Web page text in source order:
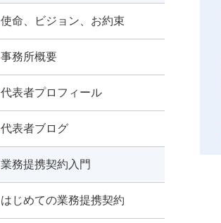
使命、ビジョン、お約束
事務所概要
代表者プロフィール
代表者ブログ
業務提携契約入門
はじめての業務提携契約